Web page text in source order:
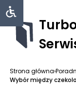
Strona główna›
Wybór między